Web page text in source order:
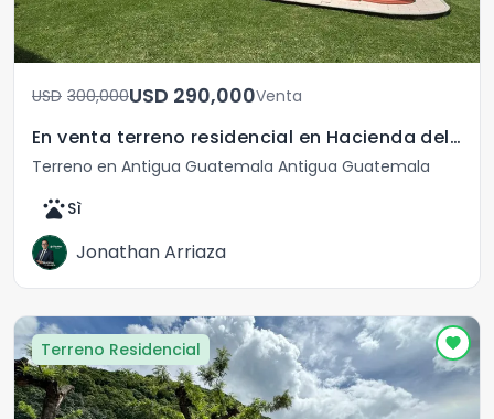
USD	300,000 USD	290,000Venta
En venta terreno residencial en Hacienda del Comendador
Terreno en Antigua Guatemala Antigua Guatemala
petsSì
Jonathan Arriaza
Terreno Residencial